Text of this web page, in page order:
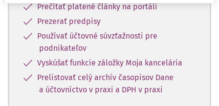
Prečítať platené články na portáli
Prezerať predpisy
Používať účtovné súvzťažnosti pre
podnikateľov
Vyskúšať funkcie záložky Moja kancelária
Prelistovať celý archív časopisov Dane
a účtovníctvo v praxi a DPH v praxi